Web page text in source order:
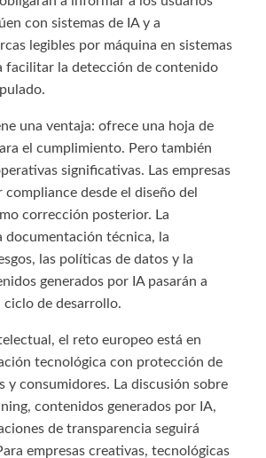
con sistemas de IA y a
legibles por máquina en sistemas
facilitar la detección de contenido
una ventaja: ofrece una hoja de
el cumplimiento. Pero también
significativas. Las empresas
desde el diseño del
corrección posterior. La
documentación técnica, la
las políticas de datos y la
generados por IA pasarán a
de desarrollo.
el reto europeo está en
tecnológica con protección de
y consumidores. La discusión sobre
contenidos generados por IA,
de transparencia seguirá
empresas creativas, tecnológicas